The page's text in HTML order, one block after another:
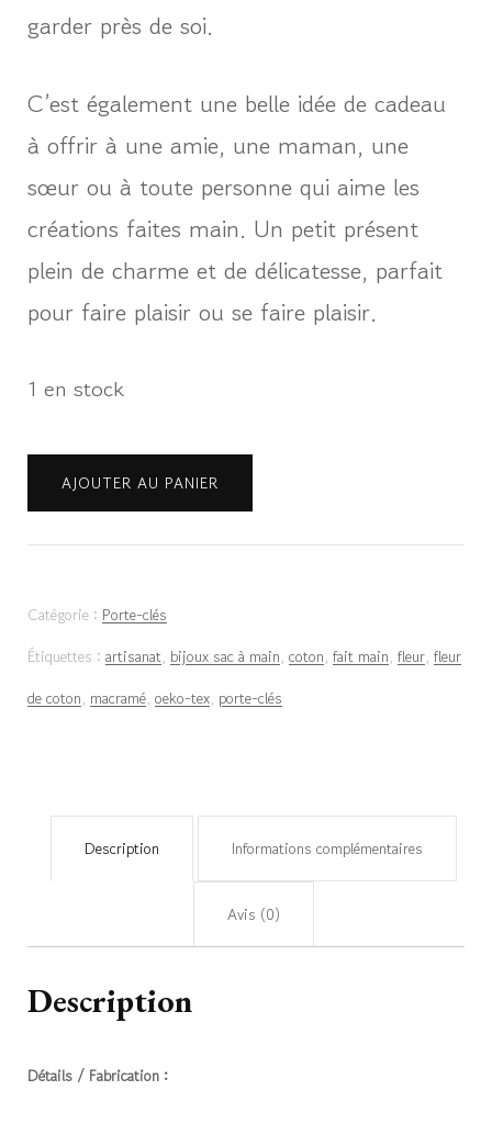
garder près de soi.
C’est également une belle idée de cadeau
à offrir à une amie, une maman, une
sœur ou à toute personne qui aime les
créations faites main. Un petit présent
plein de charme et de délicatesse, parfait
pour faire plaisir ou se faire plaisir.
1 en stock
quantité
de
Porte-
fleur
de
coton
AJOUTER AU PANIER
Catégorie : Porte-clés
Étiquettes : artisanat, bijoux sac à main, coton, fait main, fleur, fleur
de coton, macramé, oeko-tex, porte-clés
Description Informations complémentaires
Avis (0)
Description
Détails / Fabrication :